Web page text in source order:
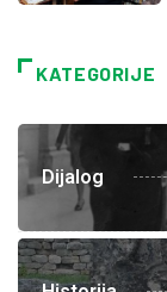
KATEGORIJE
Dijalog